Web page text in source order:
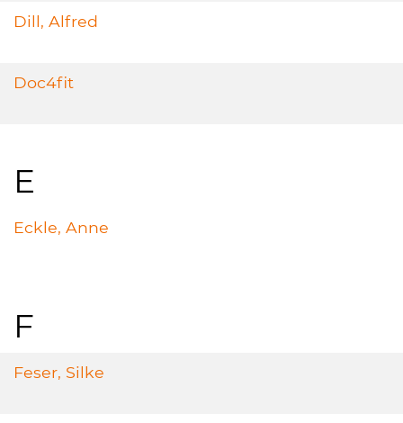
Dill, Alfred
Doc4fit
E
Eckle, Anne
F
Feser, Silke